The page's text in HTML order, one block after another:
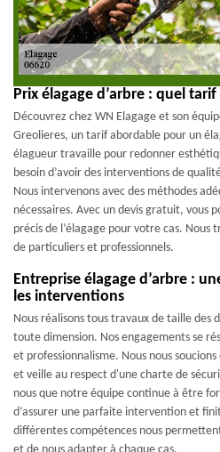
Prix élagage d’arbre : quel
Découvrez chez WN Elagage et son
Greolieres, un tarif abordable pour un
élagueur travaille pour redonner
besoin d’avoir des interventions de
Nous intervenons avec des méthodes
nécessaires. Avec un devis gratuit, vous
précis de l’élagage pour votre cas. Nous
de particuliers et professionnels.
Entreprise élagage d’arbre :
les interventions
Nous réalisons tous travaux de taille des
toute dimension. Nos engagements se
et professionnalisme. Nous nous
et veille au respect d'une charte de
nous que notre équipe continue à être
d’assurer une parfaite intervention et
différentes compétences nous